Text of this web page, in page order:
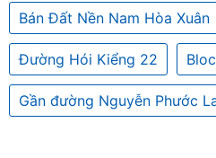
Bán Đất Nền Nam Hòa Xuân
Đường Hói Kiểng 22
Gần đường Nguyễn Phước